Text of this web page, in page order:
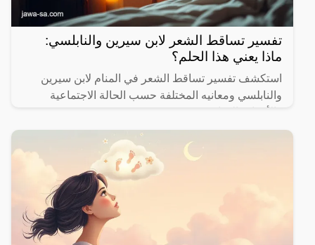
تفسير تساقط الشعر لابن سيرين والنابلسي:
ماذا يعني هذا الحلم؟
استكشف تفسير تساقط الشعر في المنام لابن سيرين
والنابلسي ومعانيه المختلفة حسب الحالة الاجتماعية